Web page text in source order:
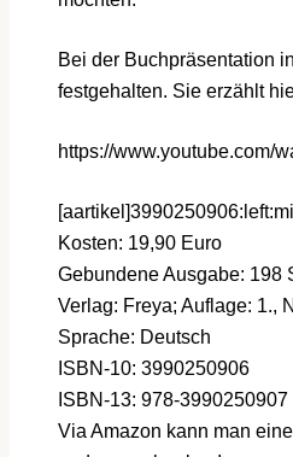
Bei der Buchpräsentation
festgehalten. Sie erzählt
https://www.youtube.com/
Kosten: 19,90 Euro
Gebundene Ausgabe: 198
Verlag: Freya; Auflage: 1.,
Sprache: Deutsch
ISBN-10: 3990250906
ISBN-13: 978-3990250907
Via Amazon kann man